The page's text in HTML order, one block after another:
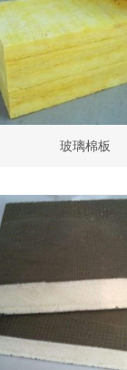
玻璃棉板